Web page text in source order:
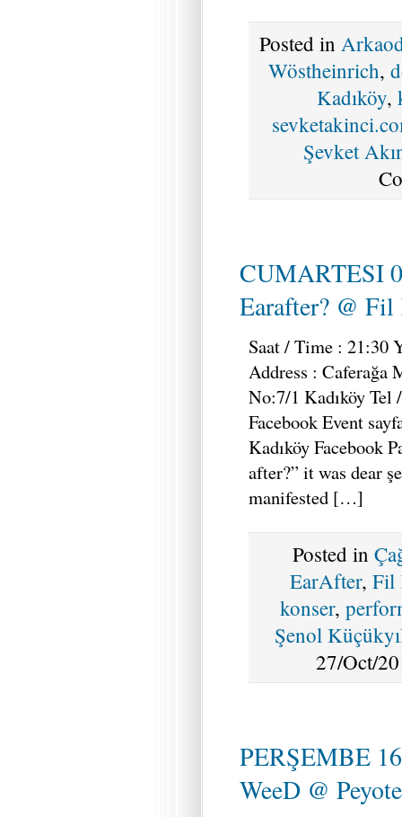
Posted in
Wöstheinrich,
Kadıköy,
Şevket
CUMARTESI
Earafter? @ Fil
Saat / Time : 21:30
Address : Caferağa
No:7/1 Kadıköy Tel
Facebook Event
Kadıköy Facebook
after?” it was dear
manifested […]
Posted in
EarAfter, Fil
konser,
Şenol
27/Oct/
PERŞEMBE
WeeD @